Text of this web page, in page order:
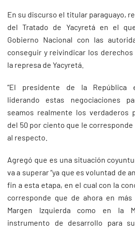
En su discurso el titular paraguayo,
del Tratado de Yacyretá en el
Gobierno Nacional con las
conseguir y reivindicar los
la represa de Yacyretá.
“El presidente de la República
liderando estas negociaciones
seamos realmente los verdaderos
del 50 por ciento que le corresponde
al respecto.
Agregó que es una situación
va a superar “ya que es voluntad de
fin a esta etapa, en el cual con la
corresponde que de ahora en
Margen Izquierda como en la
instrumento de desarrollo para